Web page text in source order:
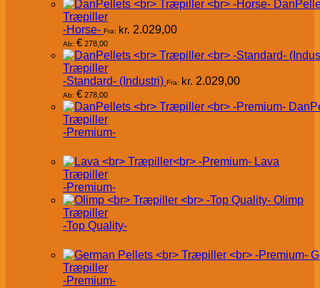
Træpiller
-Horse- Fra: kr. 2.029,00
Ab: € 278,00
Træpiller
-Standard- (Industri) Fra: kr. 2.029,00
Ab: € 278,00
Træpiller
-Premium-
Lava
Træpiller
-Premium-
Olimp
Træpiller
-Top Quality-
Træpiller
-Premium-